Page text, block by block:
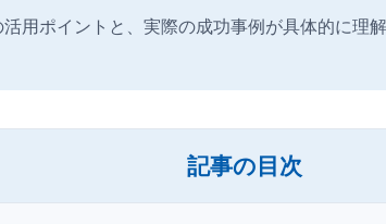
用ポイントと、実際の成功事例が具体的に理
記事の目次